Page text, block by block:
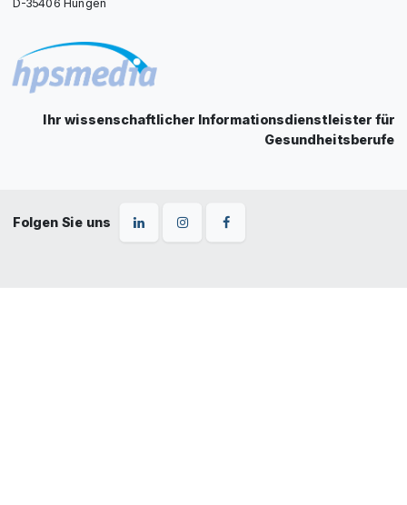
D-35406 Hungen
Ihr wissenschaftlicher Informationsdienstleister für
Gesundheitsberufe
Folgen Sie uns